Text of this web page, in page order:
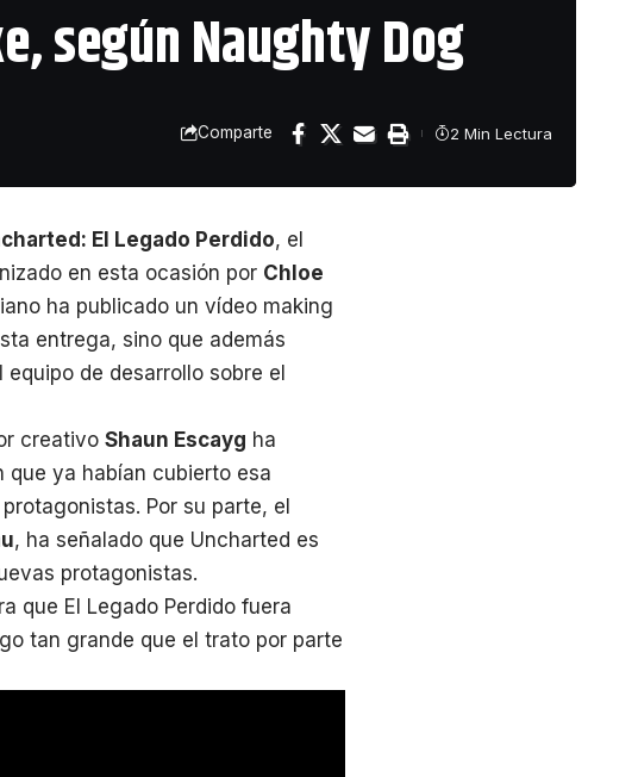
según Naughty Dog
Comparte 2 Min Lectura
El Legado Perdido, el
en esta ocasión por Chloe
ha publicado un vídeo making
entrega, sino que además
de desarrollo sobre el
creativo Shaun Escayg ha
que ya habían cubierto esa
Por su parte, el
, ha señalado que Uncharted es
protagonistas.
que El Legado Perdido fuera
tan grande que el trato por parte